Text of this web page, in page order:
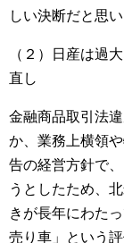
しい決断だと思い
（２）日産は過
直し
金融商品取引法
か、業務上横領
告の経営方針で
うとしたため、
きが長年にわた
売り車」という